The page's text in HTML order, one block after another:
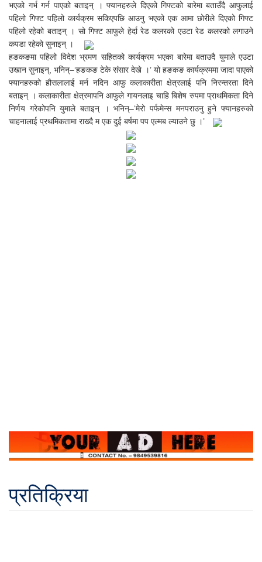
भएको गर्भ गर्न पाएको बताइन् । फ्यानहरुले दिएको गिफ्टको बारेमा बताउँदै आफुलाई
पहिलो गिफ्ट पहिलो कार्यक्रम सकिएपछि आउनु भएको एक आमा छोरीले दिएको गिफ्ट
पहिलो रहेको बताइन् । सो गिफ्ट आफुले हेर्दा रेड कलरको एउटा रेड कलरको लगाउने
कपडा रहेको सुनाइन् ।
हङकङमा पहिलो विदेश भ्रमण सहितको कार्यक्रम भएका बारेमा बताउदै युमाले एउटा
उखान सुनाइन्, भनिन्–‘हङकङ टेके संसार देखे ।’ यो हङकङ कार्यक्रममा जादा पाएको
फ्यानहरुको हौसलालाई मर्न नदिन आफु कलाकारीता क्षेत्रलाई पनि निरन्तरता दिने
बताइन् । कलाकारीता क्षेत्रमापनि आफुले गायनलाइ चाहि बिशेष रुपमा प्राथमिकता दिने
निर्णय गरेकोपनि युमाले बताइन् । भनिन्–‘मेरो पर्फमेन्स मनपराउनु हुने फ्यानहरुको
चाहनालाई प्रथमिकतामा राख्दै म एक दुई बर्षमा पप एल्मब ल्याउने छु ।’
प्रतिक्रिया